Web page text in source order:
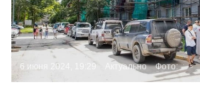
6 июня 2024, 19:29 Актуально Фото: